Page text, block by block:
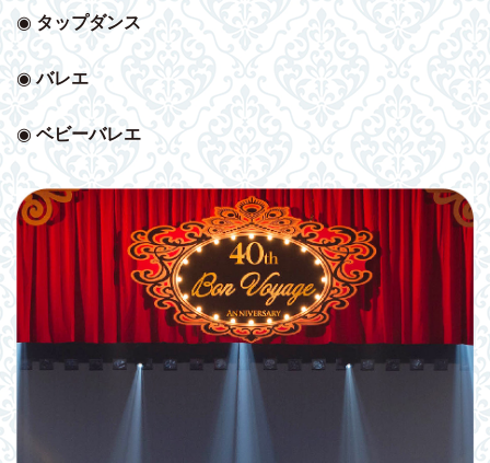
◉ タップダンス
◉バレエ
◉ベビーバレエ